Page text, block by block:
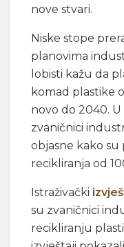
nove stvari.
Niske stope
planovima
lobisti kažu da
komad plastike
novo do 2040.
zvaničnici
objasne kako su
recikliranja od
Istraživački
su zvaničnici
recikliranju